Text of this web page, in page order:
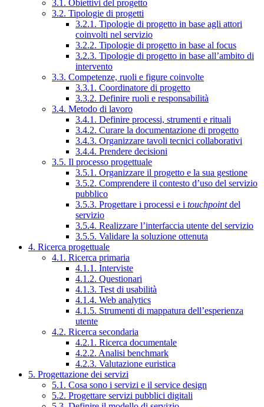
3.1. Obiettivi del progetto
3.2. Tipologie di progetti
3.2.1. Tipologie di progetto in base agli attori
coinvolti nel servizio
3.2.2. Tipologie di progetto in base al focus
3.2.3. Tipologie di progetto in base all’ambito di
intervento
3.3. Competenze, ruoli e figure coinvolte
3.3.1. Coordinatore di progetto
3.3.2. Definire ruoli e responsabilità
3.4. Metodo di lavoro
3.4.1. Definire processi, strumenti e rituali
3.4.2. Curare la documentazione di progetto
3.4.3. Organizzare tavoli tecnici collaborativi
3.4.4. Prendere decisioni
3.5. Il processo progettuale
3.5.1. Organizzare il progetto e la sua gestione
3.5.2. Comprendere il contesto d’uso del servizio
pubblico
3.5.3. Progettare i processi e i touchpointdel
servizio
3.5.4. Realizzare l’interfaccia utente del servizio
3.5.5. Validare la soluzione ottenuta
4. Ricerca progettuale
4.1. Ricerca primaria
4.1.1. Interviste
4.1.2. Questionari
4.1.3. Test di usabilità
4.1.4. Web analytics
4.1.5. Strumenti di mappatura dell’esperienza
utente
4.2. Ricerca secondaria
4.2.1. Ricerca documentale
4.2.2. Analisi benchmark
4.2.3. Valutazione euristica
5. Progettazione dei servizi
5.1. Cosa sono i servizi e il service design
5.2. Progettare servizi pubblici digitali